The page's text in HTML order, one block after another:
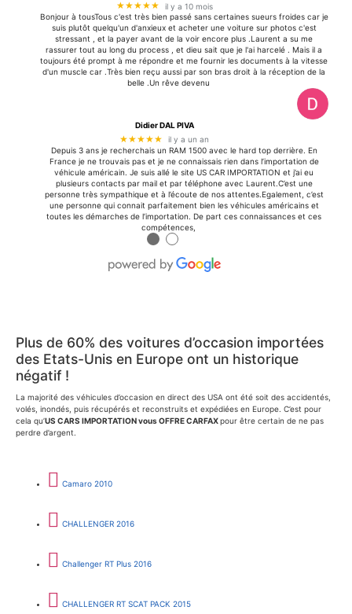
★★★★★
il y a 10 mois
Bonjour à tousTous c'est très bien passé sans certaines sueurs froides car je
suis plutôt quelqu'un d'anxieux et acheter une voiture sur photos c'est
stressant , et la payer avant de la voir encore plus .Laurent a su me
rassurer tout au long du process , et dieu sait que je l'ai harcelé . Mais il a
toujours été prompt à me répondre et me fournir les documents à la vitesse
d'un muscle car .Très bien reçu aussi par son bras droit à la réception de la
belle .Un rêve devenu
Didier DAL PIVA
★★★★★
il y a un an
Depuis 3 ans je recherchais un RAM 1500 avec le hard top derrière. En
France je ne trouvais pas et je ne connaissais rien dans l’importation de
véhicule américain. Je suis allé le site US CAR IMPORTATION et j’ai eu
plusieurs contacts par mail et par téléphone avec Laurent.C’est une
personne très sympathique et à l’écoute de nos attentes.Egalement, c’est
une personne qui connait parfaitement bien les véhicules américains et
toutes les démarches de l’importation. De part ces connaissances et ces
compétences,
● ●
Plus de 60% des voitures d’occasion importées
des Etats-Unis en Europe ont un historique
négatif !
La majorité des véhicules d’occasion en direct des USA ont été soit des accidentés,
volés, inondés, puis récupérés et reconstruits et expédiées en Europe. C’est pour
cela qu’US CARS IMPORTATION vous OFFRE CARFAXpour être certain de ne pas
perdre d’argent.
Camaro 2010
CHALLENGER 2016
Challenger RT Plus 2016
CHALLENGER RT SCAT PACK 2015